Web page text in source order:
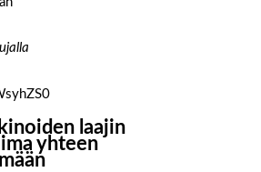
laajin
yhteen